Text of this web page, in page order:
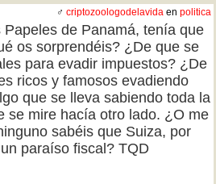
♂ criptozoologodelavida en politica
de Panamá, tenía que
os sorprendéis? ¿De que se
para evadir impuestos? ¿De
ricos y famosos evadiendo
que se lleva sabiendo toda la
se mire hacía otro lado. ¿O me
sabéis que Suiza, por
paraíso fiscal? TQD